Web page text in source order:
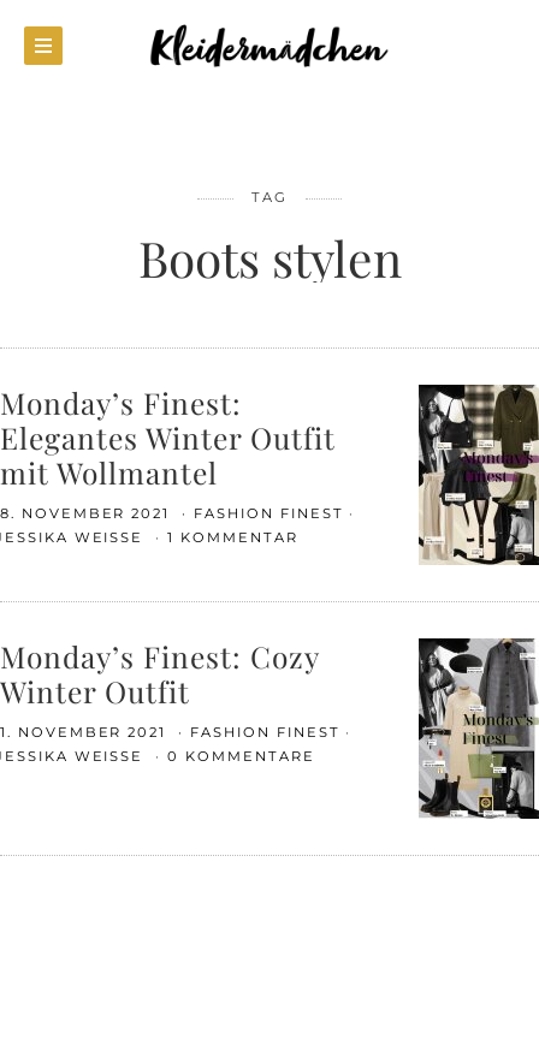
TAG
Boots stylen
Monday’s Finest:
Elegantes Winter Outfit
mit Wollmantel
8. NOVEMBER 2021
FASHION FINEST
WEISSE
1 KOMMENTAR
Monday’s Finest: Cozy
Winter Outfit
1. NOVEMBER 2021
FASHION FINEST
WEISSE
0 KOMMENTARE